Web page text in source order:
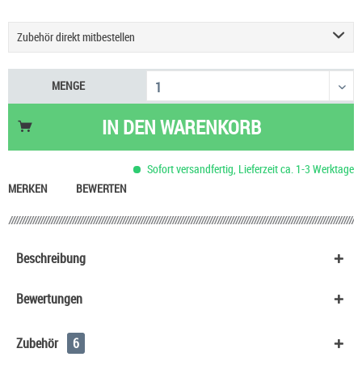
Zubehör direkt mitbestellen
Geekvape Sonder Q3 Podsystem E-Zigarette
9,90 €
Einsteigerset Podsystem & Liquid
60,90 €
UWELL Caliburn G5 Pod Kit
59,90 €
MENGE
IN DENWARENKORB
Sofort versandfertig, Lieferzeit ca. 1-3 Werktage
MERKEN
BEWERTEN
Beschreibung
Bewertungen
Zubehör 6